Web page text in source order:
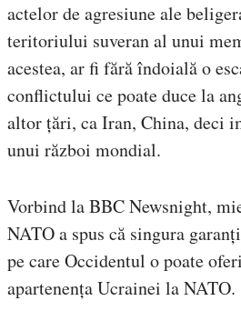
actelor de agresiune ale
teritoriului suveran al unui
acestea, ar fi fără îndoială o
conflictului ce poate duce la
altor țări, ca Iran, China, deci
unui război mondial.
Vorbind la BBC Newsnight,
NATO a spus că singura
pe care Occidentul o poate
apartenența Ucrainei la NATO.